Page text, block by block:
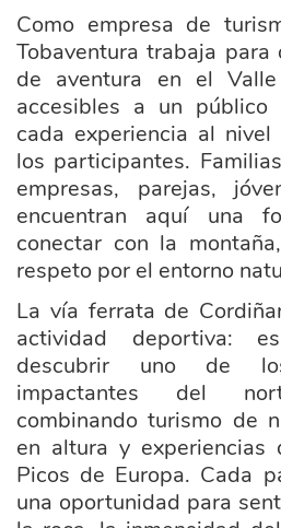
Como empresa de
Tobaventura trabaja
de aventura en el
accesibles a un público
cada experiencia al
los participantes.
empresas, parejas,
encuentran aquí una
conectar con la
respeto por el entorno
La vía ferrata de
actividad deportiva:
descubrir uno de
impactantes del
combinando turismo de
en altura y experiencias
Picos de Europa. Cada
una oportunidad para